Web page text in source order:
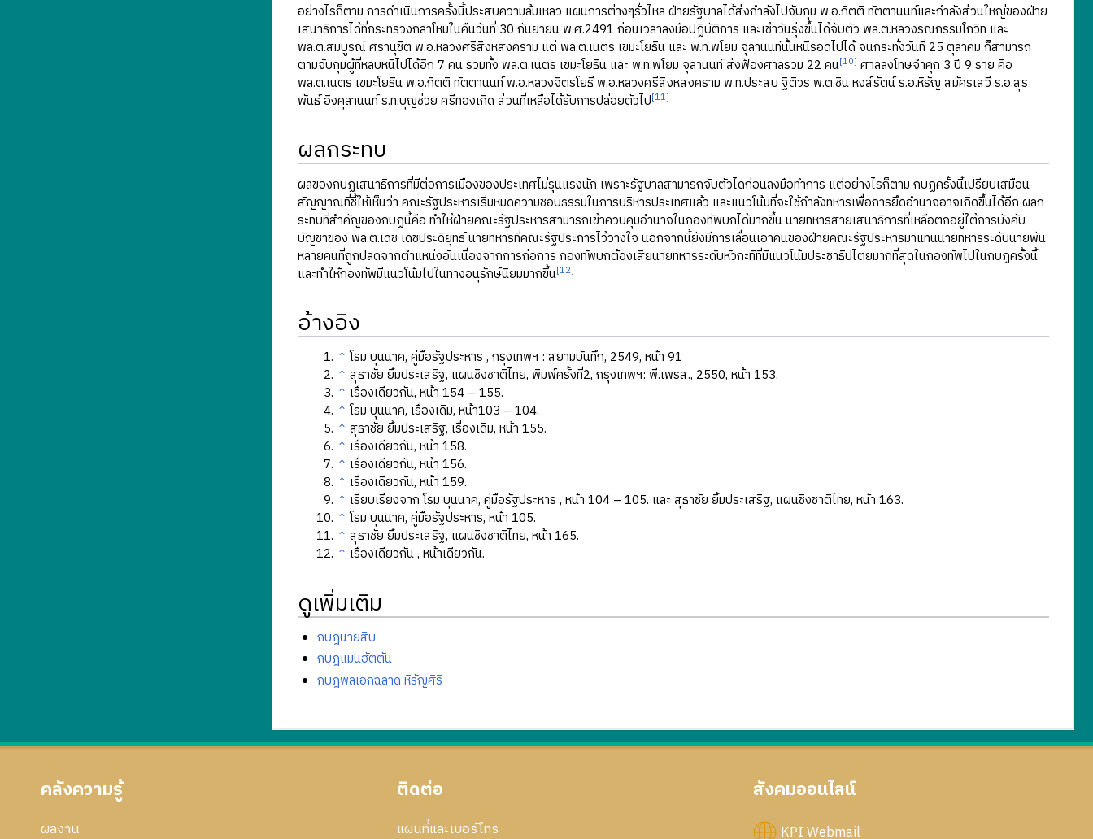
อย่างไรก็ตาม การดำเนินการครั้งนี้ประสบความล้มเหลว แผนการต่างๆรั่วไหล ฝ่ายรัฐบาลได้ส่งกำลังไปจับกุม พ.อ.กิตติ ทัตตานนท์และกำลังส่วนใหญ่ของฝ่าย
เสนาธิการได้ที่กระทรวงกลาโหมในคืนวันที่ 30 กันยายน พ.ศ.2491 ก่อนเวลาลงมือปฏิบัติการ และเช้าวันรุ่งขึ้นได้จับตัว พล.ต.หลวงรณกรรมโกวิท และ
พล.ต.สมบูรณ์ ศรานุชิต พ.อ.หลวงศรีสิงหสงคราม แต่ พล.ต.เนตร เขมะโยธิน และ พ.ท.พโยม จุลานนท์นั้นหนีรอดไปได้ จนกระทั่งวันที่ 25 ตุลาคม ก็สามารถ
ตามจับกุมผู้ที่หลบหนีไปได้อีก 7 คน รวมทั้ง พล.ต.เนตร เขมะโยธิน และ พ.ท.พโยม จุลานนท์ ส่งฟ้องศาลรวม 22 คน[10] ศาลลงโทษจำคุก 3 ปี 9 ราย คือ
พล.ต.เนตร เขมะโยธิน พ.อ.กิตติ ทัตตานนท์ พ.อ.หลวงจิตรโยธี พ.อ.หลวงศรีสิงหสงคราม พ.ท.ประสบ ฐิติวร พ.ต.ชิน หงส์รัตน์ ร.อ.หิรัญ สมัครเสวี ร.อ.สุร
พันธ์ อิงคุลานนท์ ร.ท.บุญช่วย ศรีทองเกิด ส่วนที่เหลือได้รับการปล่อยตัวไป[11]
ผลกระทบ
ผลของกบฏเสนาธิการที่มีต่อการเมืองของประเทศไม่รุนแรงนัก เพราะรัฐบาลสามารถจับตัวไดก่อนลงมือทำการ แต่อย่างไรก็ตาม กบฏครั้งนี้เปรียบเสมือน
สัญญาณที่ชี้ให้เห็นว่า คณะรัฐประหารเริ่มหมดความชอบธรรมในการบริหารประเทศแล้ว และแนวโน้มที่จะใช้กำลังทหารเพื่อการยึดอำนาจอาจเกิดขึ้นได้อีก ผลก
ระทบที่สำคัญของกบฏนี้คือ ทำให้ฝ่ายคณะรัฐประหารสามารถเข้าควบคุมอำนาจในกองทัพบกได้มากขึ้น นายทหารสายเสนาธิการที่เหลือตกอยู่ใต้การบังคับ
บัญชาของ พล.ต.เดช เดชประดิยุทธ์ นายทหารที่คณะรัฐประการไว้วางใจ นอกจากนี้ยังมีการเลื่อนเอาคนของฝ่ายคณะรัฐประหารมาแทนนายทหารระดับนายพัน
หลายคนที่ถูกปลดจากตำแหน่งอันเนื่องจากการก่อการ กองทัพบกต้องเสียนายทหารระดับหัวกะทิที่มีแนวโน้มประชาธิปไตยมากที่สุดในกองทัพไปในกบฏครั้งนี้
และทำให้กองทัพมีแนวโน้มไปในทางอนุรักษ์นิยมมากขึ้น[12]
อ้างอิง
↑ โรม บุนนาค, คู่มือรัฐประหาร , กรุงเทพฯ : สยามบันทึก, 2549, หน้า 91
↑ สุธาชัย ยิ้มประเสริฐ, แผนชิงชาติไทย, พิมพ์ครั้งที่2, กรุงเทพฯ: พี.เพรส., 2550, หน้า 153.
↑ เรื่องเดียวกัน, หน้า 154 – 155.
↑ โรม บุนนาค, เรื่องเดิม, หน้า103 – 104.
↑ สุธาชัย ยิ้มประเสริฐ, เรื่องเดิม, หน้า 155.
↑ เรื่องเดียวกัน, หน้า 158.
↑ เรื่องเดียวกัน, หน้า 156.
↑ เรื่องเดียวกัน, หน้า 159.
↑ เรียบเรียงจาก โรม บุนนาค, คู่มือรัฐประหาร , หน้า 104 – 105. และ สุธาชัย ยิ้มประเสริฐ, แผนชิงชาติไทย, หน้า 163.
↑ โรม บุนนาค, คู่มือรัฐประหาร, หน้า 105.
↑ สุธาชัย ยิ้มประเสริฐ, แผนชิงชาติไทย, หน้า 165.
↑ เรื่องเดียวกัน , หน้าเดียวกัน.
ดูเพิ่มเติม
กบฎนายสิบ
กบฎแมนฮัตตัน
กบฎพลเอกฉลาด หิรัญศิริ
คลังความรู้
ผลงาน
ติดต่อ
แผนที่และเบอร์โทร
สังคมออนไลน์
KPI Webmail